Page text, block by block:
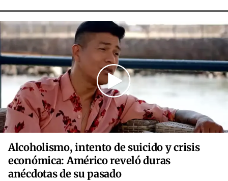
Alcoholismo, intento de suicido y crisis
económica: Américo reveló duras
anécdotas de su pasado